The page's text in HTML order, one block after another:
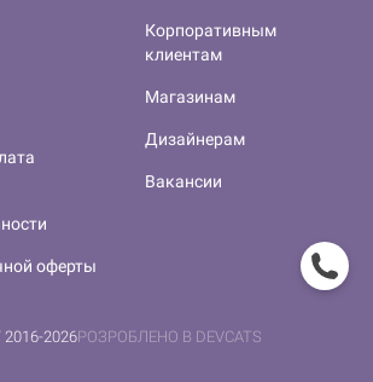
Корпоративным
клиентам
Магазинам
Дизайнерам
Вакансии
оферты
2016-2026РОЗРОБЛЕНО В DEVCATS